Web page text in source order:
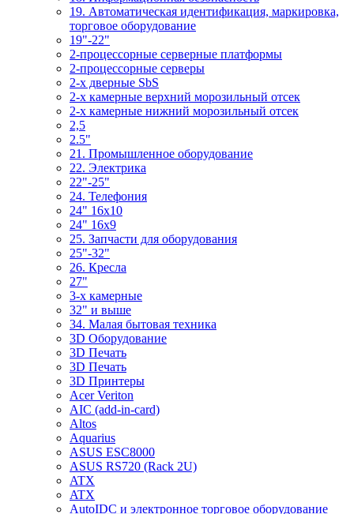
19. Автоматическая идентификация, маркировка,
торговое оборудование
19"-22"
2-процессорные серверные платформы
2-процессорные серверы
2-х дверные SbS
2-х камерные верхний морозильный отсек
2-х камерные нижний морозильный отсек
2,5
2.5"
21. Промышленное оборудование
22. Электрика
22"-25"
24. Телефония
24" 16x10
24" 16x9
25. Запчасти для оборудования
25"-32"
26. Кресла
27"
3-x камерные
32" и выше
34. Малая бытовая техника
3D Оборудование
3D Печать
3D Печать
3D Принтеры
Acer Veriton
AIC (add-in-card)
Altos
Aquarius
ASUS ESC8000
ASUS RS720 (Rack 2U)
ATX
ATX
AutoIDC и электронное торговое оборудование